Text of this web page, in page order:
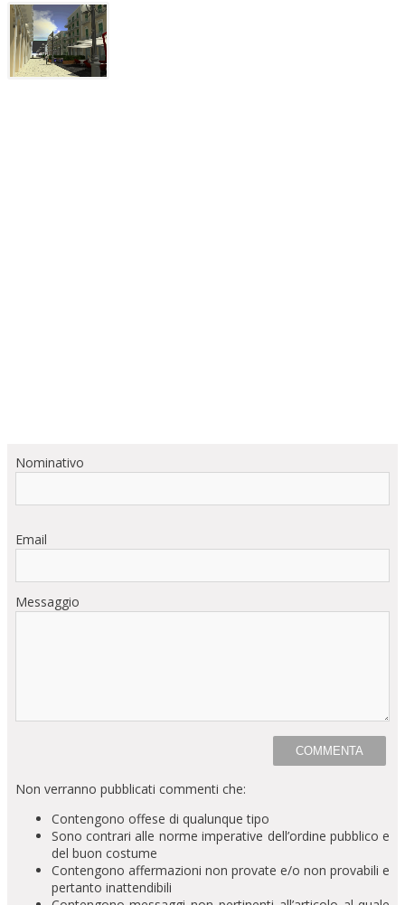
Nominativo
Email
Messaggio
Non verranno pubblicati commenti che:
Contengono offese di qualunque tipo
Sono contrari alle norme imperative dell’ordine pubblico e
del buon costume
Contengono affermazioni non provate e/o non provabili e
pertanto inattendibili